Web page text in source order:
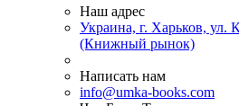
Наш адрес
Украина, г. Харьков, ул.
(Книжный рынок)
Написать нам
info@umka-books.com